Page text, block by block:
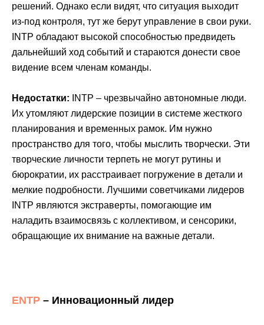
решений. Однако если видят, что ситуация выходит
из-под контроля, тут же берут управление в свои руки.
INTP обладают высокой способностью предвидеть
дальнейший ход событий и стараются донести свое
видение всем членам команды.
Недостатки: INTP – чрезвычайно автономные люди.
Их утомляют лидерские позиции в системе жесткого
планирования и временных рамок. Им нужно
пространство для того, чтобы мыслить творчески. Эти
творческие личности терпеть не могут рутины и
бюрократии, их расстраивает погружение в детали и
мелкие подробности. Лучшими советчиками лидеров
INTP являются экстраверты, помогающие им
наладить взаимосвязь с коллективом, и сенсорики,
обращающие их внимание на важные детали.
ENTP – Инновационный лидер